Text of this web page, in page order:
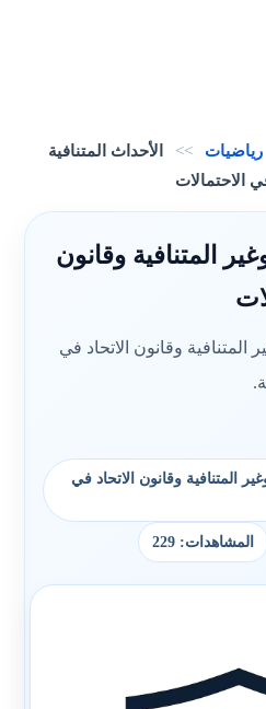
رياضيات >>
الأحداث المتنافية
الاحتمالات
المتنافية وقانون
المتنافية وقانون الاتحاد في
المتنافية وقانون الاتحاد في
المشاهدات: 229